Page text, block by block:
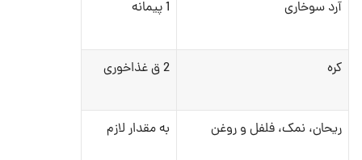
آرد سوخاری 1 پیمانه
کره 2 ق غذاخوری
ریحان، نمک، فلفل و روغن به مقدار لازم